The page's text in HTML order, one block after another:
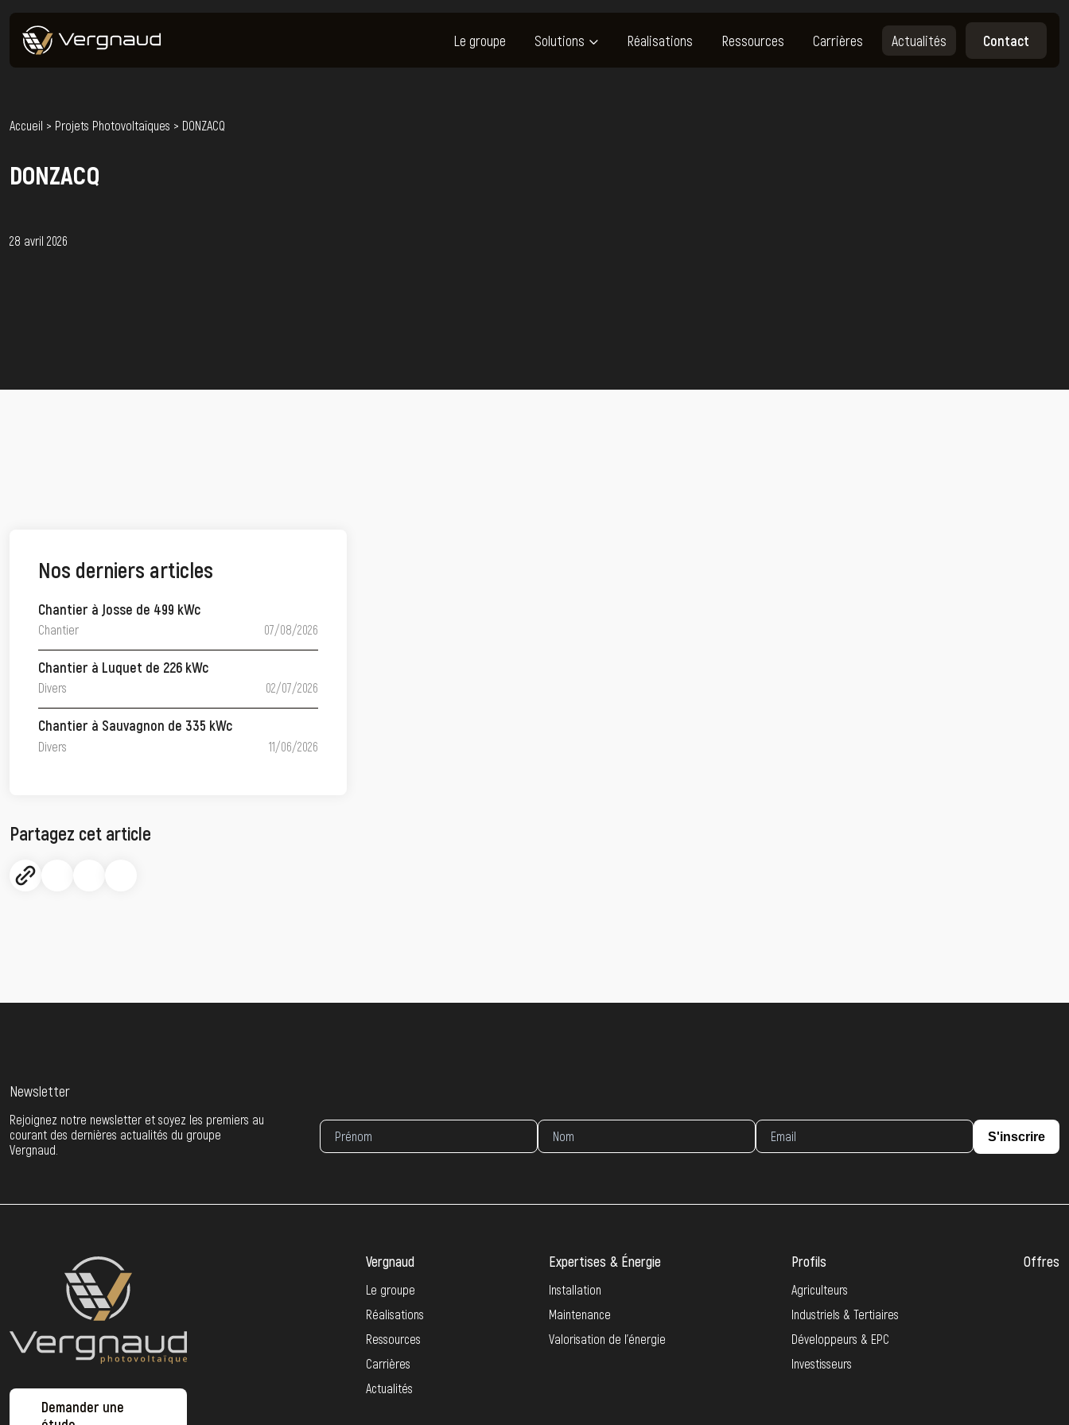
Le groupe Solutions Réalisations Ressources Carrières Actualités Contact
Accueil > Projets Photovoltaïques > DONZACQ
DONZACQ
28 avril 2026
Nos derniers articles
Chantier à Josse de 499 kWc
Chantier 07/08/2026
Chantier à Luquet de 226 kWc
Divers 02/07/2026
Chantier à Sauvagnon de 335 kWc
Divers 11/06/2026
Partagez cet article
Newsletter
Rejoignez notre newsletter et soyez les premiers au
courant des dernières actualités du groupe
Vergnaud.
S'inscrire
Demander une
Vergnaud
Le groupe
Réalisations
Ressources
Carrières
Actualités
Expertises & Énergie
Installation
Maintenance
Valorisation de l’énergie
Profils
Agriculteurs
Industriels & Tertiaires
Développeurs & EPC
Investisseurs
Offres